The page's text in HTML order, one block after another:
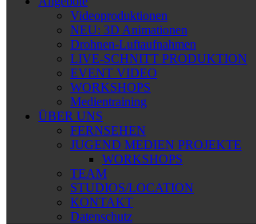
Videoproduktionen
NEU: 3D Animationen
Drohnen-Luftaufnahmen
LIVE-SCHNITT PRODUKTION
EVENT VIDEO
WORKSHOPS
Medientraining
ÜBER UNS
FERNSEHEN
JUGEND MEDIEN PROJEKTE
WORKSHOPS
TEAM
STUDIOS/LOCATION
KONTAKT
Datenschutz